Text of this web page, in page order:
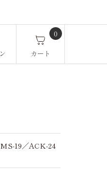
0
カート
19／ACK-24